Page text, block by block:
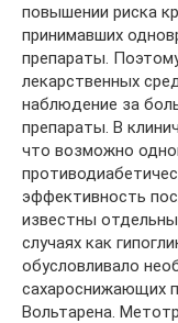
повышении риска
принимавших
препараты.
лекарственных
наблюдение за
препараты. В
что возможно
эффективность
известны
случаях как
обусловливало
сахароснижающих
Вольтарена.